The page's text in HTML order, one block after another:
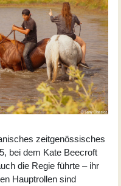
zeitgenössisches
bei dem Kate Beecroft
die Regie führte – ihr
Hauptrollen sind